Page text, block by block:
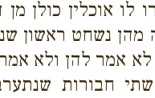
לו אוכלין כולן
מהן נשחט ראשון
אמר להן ולא
חבורות